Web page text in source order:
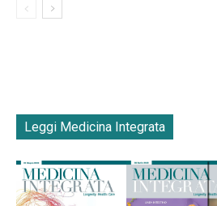
Leggi Medicina Integrata